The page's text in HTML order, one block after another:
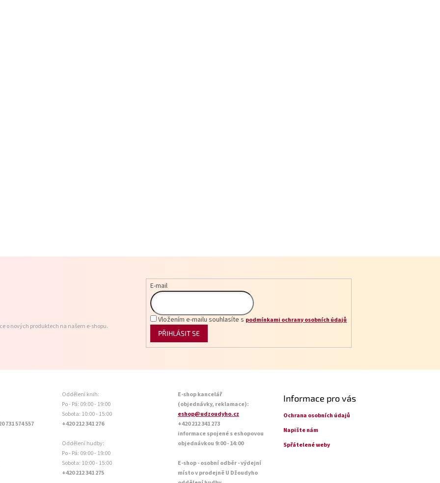
o nových produktech na našem e-shopu.
E-mail
Vložením e-mailu souhlasíte s podmínkami ochrany osobních údajů
PŘIHLÁSIT SE
731 574 557
Oddělení knih:
Po - Pá: 09:00 - 19:00
Sobota: 10:00 - 15:00
+420 212 341 276
Oddělení hudby:
Po - Pá: 09:00 - 19:00
Sobota: 10:00 - 15:00
+420 212 341 275
E-shop kancelář
(objednávky, reklamace):
eshop@udzoudyho.cz
+420 212 341 273
informace spojené s eshopovou
objednávkou 9:00 - 14:00
E-shop - osobní odběr - výdejní
místo v prodejně U Džoudyho
Informace pro vás
Ochrana osobních údajů
Napište nám
Spřátelené weby